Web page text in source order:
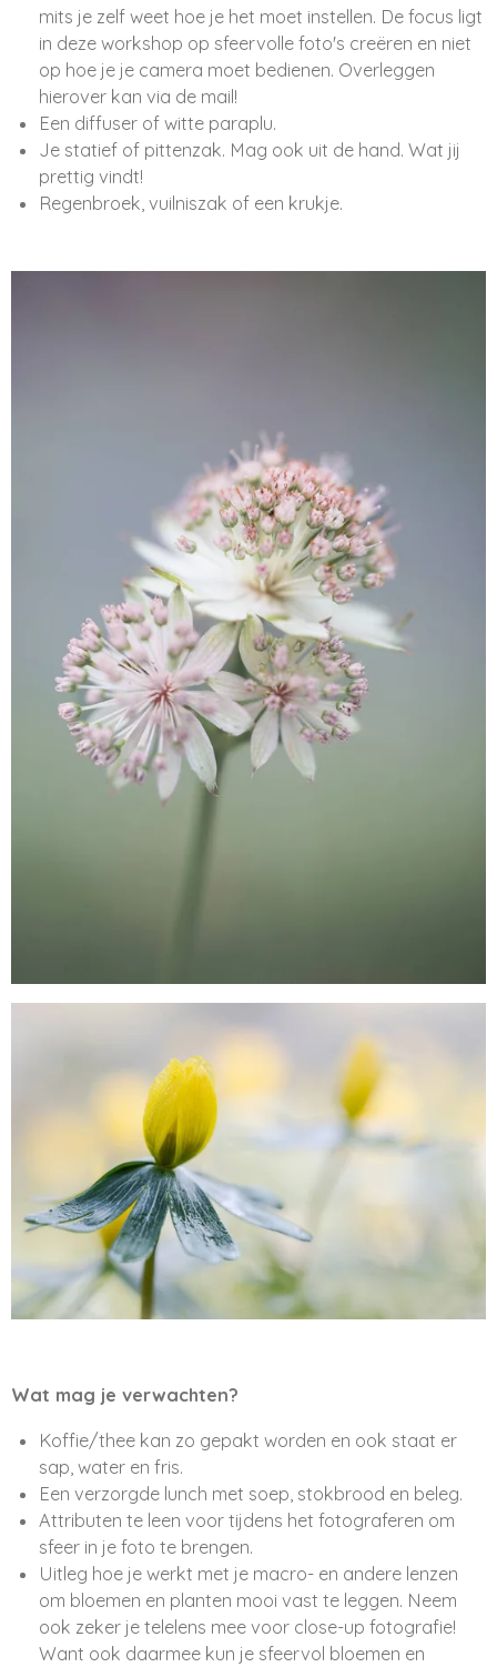
mits je zelf weet hoe je het moet instellen. De focus ligt
in deze workshop op sfeervolle foto's creëren en niet
op hoe je je camera moet bedienen. Overleggen
hierover kan via de mail!
Een diffuser of witte paraplu.
Je statief of pittenzak. Mag ook uit de hand. Wat jij
prettig vindt!
Regenbroek, vuilniszak of een krukje.
Wat mag je verwachten?
Koffie/thee kan zo gepakt worden en ook staat er
sap, water en fris.
Een verzorgde lunch met soep, stokbrood en beleg.
Attributen te leen voor tijdens het fotograferen om
sfeer in je foto te brengen.
Uitleg hoe je werkt met je macro- en andere lenzen
om bloemen en planten mooi vast te leggen. Neem
ook zeker je telelens mee voor close-up fotografie!
Want ook daarmee kun je sfeervol bloemen en